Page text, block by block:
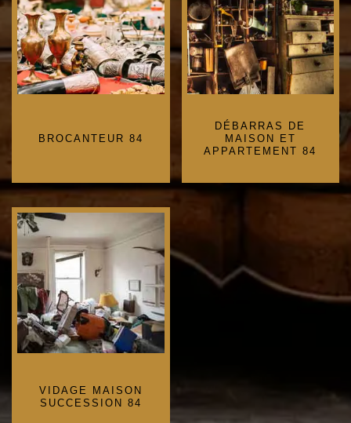
BROCANTEUR 84
DÉBARRAS DE
MAISON ET
APPARTEMENT 84
VIDAGE MAISON
SUCCESSION 84